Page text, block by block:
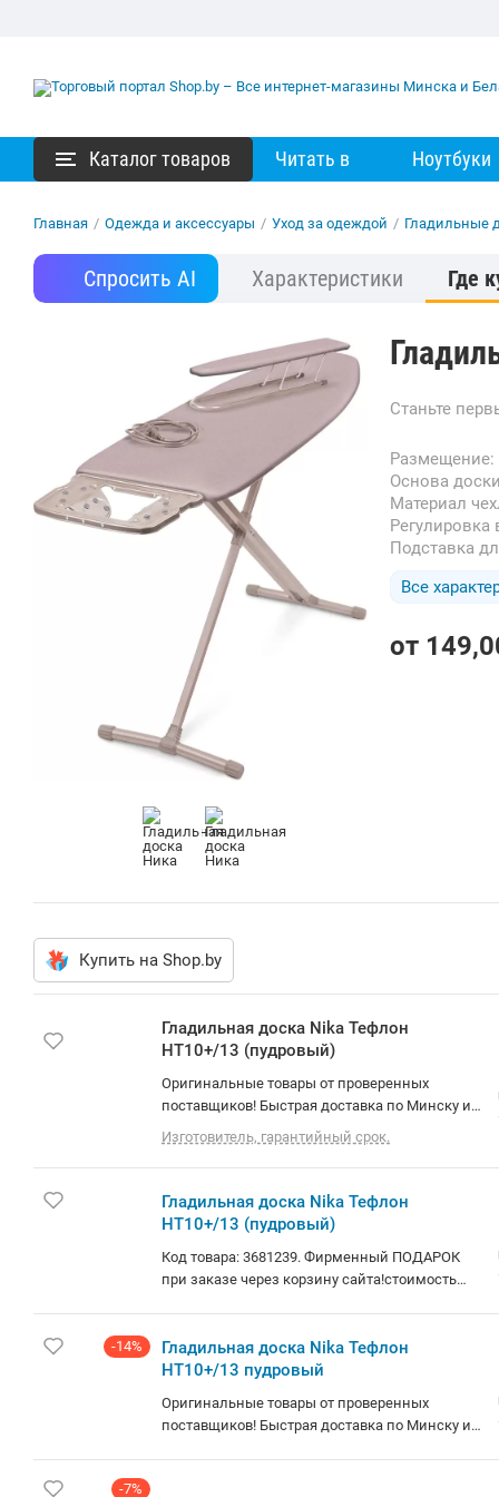
Каталог товаров Читать в Ноутбуки
Главная / Одежда и аксессуары / Уход за одеждой / Гладильные
Спросить AI Характеристики Где
Станьте
Размещение:
Основа
Материал
Подставка
Все
от
Купить на Shop.by
Гладильная доска Nika Тефлон
НТ10+/13 (пудровый)
Оригинальные товары от проверенных
поставщиков! Быстрая доставка по Минску и
РБ. О товаре: 122×40 см, тефлоновый чехол,
полочка для глажения рукавов, розетка
Изготовитель, гарантийный срок.
Гладильная доска Nika Тефлон
НТ10+/13 (пудровый)
Код товара: 3681239. Фирменный ПОДАРОК
при заказе через корзину сайта!стоимость
доставки носит справочный характер.точную
информацию уточняйте у менеджера. Общая
помощи искусственного интеллекта. ?
Гладильная доска Nika Тефлон НТ10+/13 — это
идеальный помощник для вашего домашнего
-14%
Гладильная доска Nika Тефлон
НТ10+/13 пудровый
Оригинальные товары от проверенных
поставщиков! Быстрая доставка по Минску и
-7%